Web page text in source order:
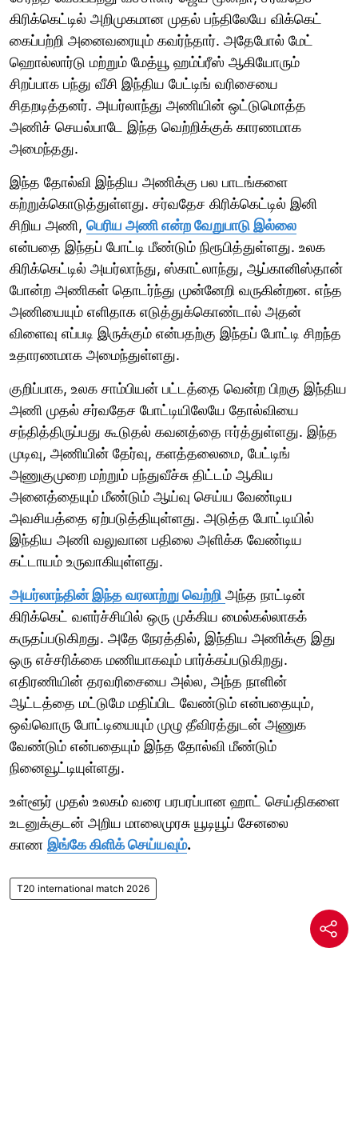
கிரிக்கெட்டில் அறிமுகமான முதல் பந்திலேயே விக்கெட்
கைப்பற்றி அனைவரையும் கவர்ந்தார். அதேபோல் மேட்
ஹொல்லார்டு மற்றும் மேத்யூ ஹம்ப்ரீஸ் ஆகியோரும்
சிறப்பாக பந்து வீசி இந்திய பேட்டிங் வரிசையை
சிதறடித்தனர். அயர்லாந்து அணியின் ஒட்டுமொத்த
அணிச் செயல்பாடே இந்த வெற்றிக்குக் காரணமாக
அமைந்தது.
இந்த தோல்வி இந்திய அணிக்கு பல பாடங்களை
கற்றுக்கொடுத்துள்ளது. சர்வதேச கிரிக்கெட்டில் இனி
சிறிய அணி, பெரிய அணி என்ற வேறுபாடு இல்லை
என்பதை இந்தப் போட்டி மீண்டும் நிரூபித்துள்ளது. உலக
கிரிக்கெட்டில் அயர்லாந்து, ஸ்காட்லாந்து, ஆப்கானிஸ்தான்
போன்ற அணிகள் தொடர்ந்து முன்னேறி வருகின்றன. எந்த
அணியையும் எளிதாக எடுத்துக்கொண்டால் அதன்
விளைவு எப்படி இருக்கும் என்பதற்கு இந்தப் போட்டி சிறந்த
உதாரணமாக அமைந்துள்ளது.
குறிப்பாக, உலக சாம்பியன் பட்டத்தை வென்ற பிறகு இந்திய
அணி முதல் சர்வதேச போட்டியிலேயே தோல்வியை
சந்தித்திருப்பது கூடுதல் கவனத்தை ஈர்த்துள்ளது. இந்த
முடிவு, அணியின் தேர்வு, களத்தலைமை, பேட்டிங்
அணுகுமுறை மற்றும் பந்துவீச்சு திட்டம் ஆகிய
அனைத்தையும் மீண்டும் ஆய்வு செய்ய வேண்டிய
அவசியத்தை ஏற்படுத்தியுள்ளது. அடுத்த போட்டியில்
இந்திய அணி வலுவான பதிலை அளிக்க வேண்டிய
கட்டாயம் உருவாகியுள்ளது.
அயர்லாந்தின் இந்த வரலாற்று வெற்றி அந்த நாட்டின்
கிரிக்கெட் வளர்ச்சியில் ஒரு முக்கிய மைல்கல்லாகக்
கருதப்படுகிறது. அதே நேரத்தில், இந்திய அணிக்கு இது
ஒரு எச்சரிக்கை மணியாகவும் பார்க்கப்படுகிறது.
எதிரணியின் தரவரிசையை அல்ல, அந்த நாளின்
ஆட்டத்தை மட்டுமே மதிப்பிட வேண்டும் என்பதையும்,
ஒவ்வொரு போட்டியையும் முழு தீவிரத்துடன் அணுக
வேண்டும் என்பதையும் இந்த தோல்வி மீண்டும்
நினைவூட்டியுள்ளது.
உள்ளூர் முதல் உலகம் வரை பரபரப்பான ஹாட் செய்திகளை
உடனுக்குடன் அறிய மாலைமுரசு யூடியூப் சேனலை
காண இங்கே கிளிக் செய்யவும்.
T20 international match 2026